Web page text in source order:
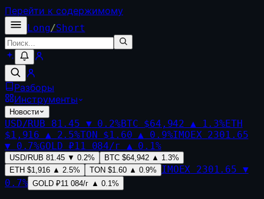
Перейти к содержимому
Long/Short
Разборы
Инструменты
Новости
USD/RUB 81.45 ▼ 0.2%BTC $64,942 ▲ 1.3%ETH
$1,916 ▲ 2.5%TON $1.60 ▲ 0.9%IMOEX 2301.65
▼ 0.7%GOLD ₽11 084/г ▲ 0.1%
USD/RUB 81.45 ▼ 0.2% BTC $64,942 ▲ 1.3%
ETH $1,916 ▲ 2.5% TON $1.60 ▲ 0.9% IMOEX 2301.65 ▼
0.7% GOLD ₽11 084/г ▲ 0.1%